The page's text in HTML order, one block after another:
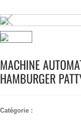
MACHINE
HAMBURGER
Catégorie :